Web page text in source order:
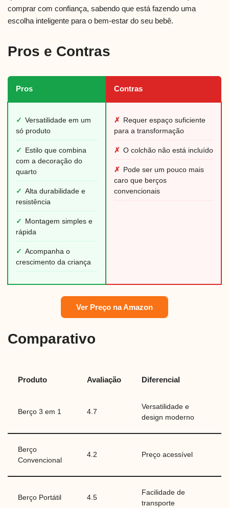
comprar com confiança, sabendo que está fazendo uma
escolha inteligente para o bem-estar do seu bebê.
Pros e Contras
Pros Contras
✓ Versatilidade em um
só produto
✓
Estilo que combina
com a decoração do
quarto
✓ Alta durabilidade e
resistência
✓
Montagem simples e
rápida
✓ Acompanha o
crescimento da criança
✗ Requer espaço suficiente
para a transformação
✗ O colchão não está incluído
✗ Pode ser um pouco mais
caro que berços
convencionais
Ver Preço na Amazon
Comparativo
Produto Avaliação Diferencial
Berço 3 em 1 4.7
Versatilidade e
design moderno
Berço
Convencional
4.2 Preço acessível
Berço Portátil 4.5
Facilidade de
transporte